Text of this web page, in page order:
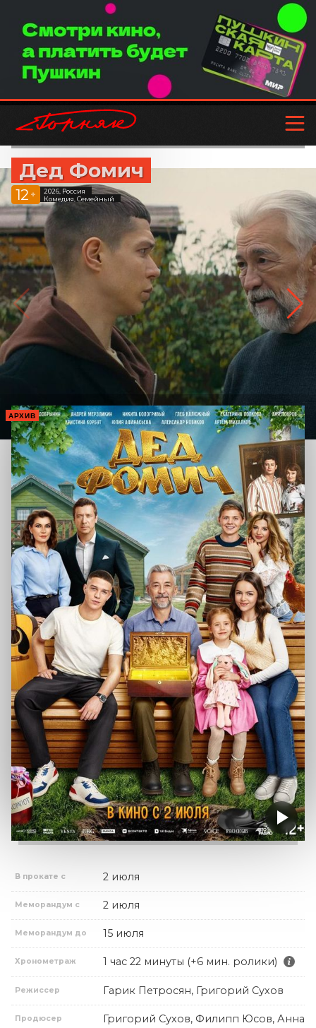
Дед Фомич
12 +
2026, Россия
Комедия, Семейный
АРХИВ
В прокате с 2 июля
Меморандум с 2 июля
Меморандум до 15 июля
Хронометраж 1 час 22 минуты (+6 мин. ролики)
Режиссер Гарик Петросян, Григорий Сухов
Продюсер
Григорий Сухов, Филипп Юсов, Анна